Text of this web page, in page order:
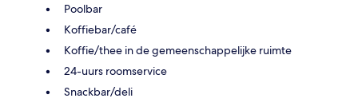
Poolbar
Koffiebar/café
Koffie/thee in de gemeenschappelijke ruimte
24-uurs roomservice
Snackbar/deli